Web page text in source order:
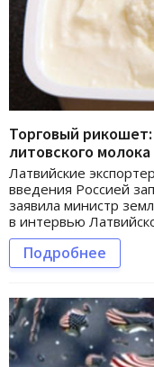
Торговый
литовского
Латвийские
введения Россией
заявила министр
в интервью
Подробнее